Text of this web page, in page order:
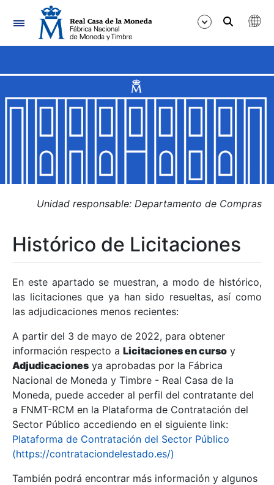
Navegación
Mostrar/Ocultar
Mostrar/Ocultar
Mostrar/Ocultar
Mostrar/Ocultar
Mostrar/Ocultar
Mostrar/Ocultar
Unidad responsable: Departamento de Compras
Histórico de Licitaciones
En este apartado se muestran, a modo de histórico,
las licitaciones que ya han sido resueltas, así como
las adjudicaciones menos recientes:
A partir del 3 de mayo de 2022, para obtener
información respecto a Licitaciones en curso y
Adjudicaciones ya aprobadas por la Fábrica
Nacional de Moneda y Timbre - Real Casa de la
Moneda, puede acceder al perfil del contratante del
a FNMT-RCM en la Plataforma de Contratación del
Sector Público accediendo en el siguiente link:
Plataforma de Contratación del Sector Público
(https://contrataciondelestado.es/)
También podrá encontrar más información y algunos